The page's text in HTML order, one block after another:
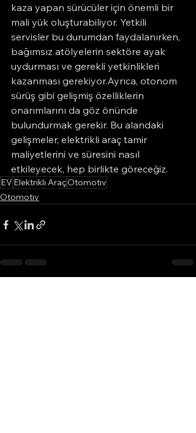
kaza yapan sürücüler için önemli bir
mali yük oluşturabiliyor. Yetkili
servisler bu durumdan faydalanırken,
bağımsız atölyelerin sektöre ayak
uydurması ve gerekli yetkinlikleri
kazanması gerekiyor.Ayrıca, otonom
sürüş gibi gelişmiş özelliklerin
onarımlarını da göz önünde
bulundurmak gerekir. Bu alandaki
gelişmeler, elektrikli araç tamir
maliyetlerini ve süresini nasıl
etkileyecek, hep birlikte göreceğiz.
EV Elektrikli AraçOtomotiv
Otomotiv